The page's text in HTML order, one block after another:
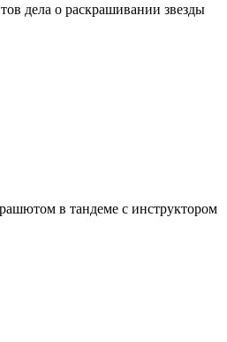
дела о раскрашивании звезды
в тандеме с инструктором